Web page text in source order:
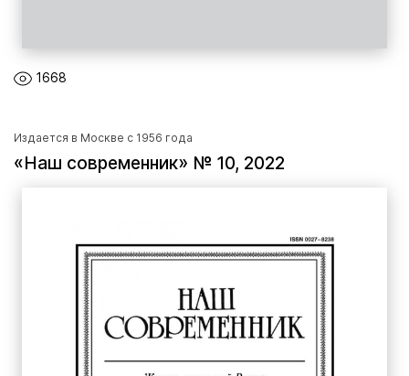
1668
Издается в Москве с 1956 года
«Наш современник» № 10, 2022